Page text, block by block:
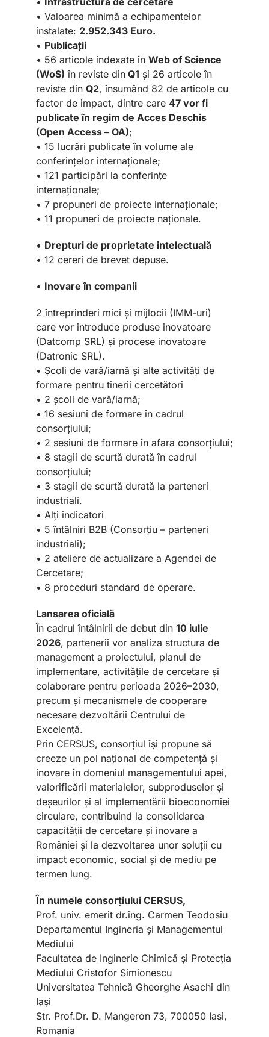
• Valoarea minimă a echipamentelor
instalate: 2.952.343 Euro.
• Publicații
• 56 articole indexate în Web of Science
(WoS) în reviste din Q1 și 26 articole în
reviste din Q2, însumând 82 de articole cu
factor de impact, dintre care 47 vor fi
publicate în regim de Acces Deschis
(Open Access – OA);
• 15 lucrări publicate în volume ale
conferințelor internaționale;
• 121 participări la conferințe
internaționale;
• 7 propuneri de proiecte internaționale;
• 11 propuneri de proiecte naționale.
• Drepturi de proprietate intelectuală
• 12 cereri de brevet depuse.
• Inovare în companii
2 întreprinderi mici și mijlocii (IMM-uri)
care vor introduce produse inovatoare
(Datcomp SRL) și procese inovatoare
(Datronic SRL).
• Școli de vară/iarnă și alte activități de
formare pentru tinerii cercetători
• 2 școli de vară/iarnă;
• 16 sesiuni de formare în cadrul
consorțiului;
• 2 sesiuni de formare în afara consorțiului;
• 8 stagii de scurtă durată în cadrul
consorțiului;
• 3 stagii de scurtă durată la parteneri
industriali.
• Alți indicatori
• 5 întâlniri B2B (Consorțiu – parteneri
industriali);
• 2 ateliere de actualizare a Agendei de
Cercetare;
• 8 proceduri standard de operare.
Lansarea oficială
În cadrul întâlnirii de debut din 10 iulie
2026, partenerii vor analiza structura de
management a proiectului, planul de
implementare, activitățile de cercetare și
colaborare pentru perioada 2026–2030,
precum și mecanismele de cooperare
necesare dezvoltării Centrului de
Excelență.
Prin CERSUS, consorțiul își propune să
creeze un pol național de competență și
inovare în domeniul managementului apei,
valorificării materialelor, subproduselor și
deșeurilor și al implementării bioeconomiei
circulare, contribuind la consolidarea
capacității de cercetare și inovare a
României și la dezvoltarea unor soluții cu
impact economic, social și de mediu pe
termen lung.
În numele consorțiului CERSUS,
Prof. univ. emerit dr.ing. Carmen Teodosiu
Departamentul Ingineria și Managementul
Mediului
Facultatea de Inginerie Chimică și Protecția
Mediului Cristofor Simionescu
Universitatea Tehnică Gheorghe Asachi din
Iași
Str. Prof.Dr. D. Mangeron 73, 700050 Iasi,
Romania